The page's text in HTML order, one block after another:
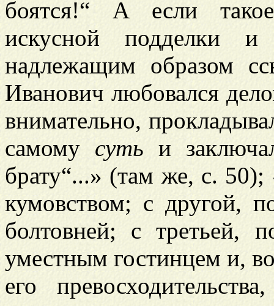
боятся!“ А если
искусной подделки и
надлежащим образом
Иванович любовался
внимательно,
самому суть и
брату“...» (там же, с.
кумовством; с другой,
болтовней; с третьей,
уместным гостинцем и,
его